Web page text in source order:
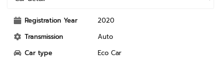
Registration Year
2020
Transmission
Auto
Car type
Eco Car